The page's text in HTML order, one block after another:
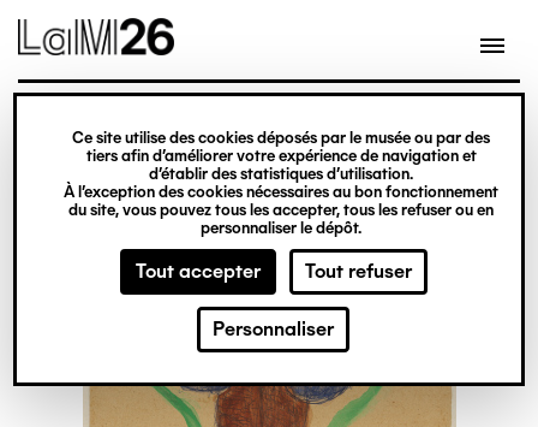
Gestion des cookies
Ce site utilise des cookies déposés par le musée ou par des
tiers afin d’améliorer votre expérience de navigation et
d’établir des statistiques d’utilisation.
À l’exception des cookies nécessaires au bon fonctionnement
du site, vous pouvez tous les accepter, tous les refuser ou en
personnaliser le dépôt.
Tout accepter Tout refuser
Personnaliser
contenu